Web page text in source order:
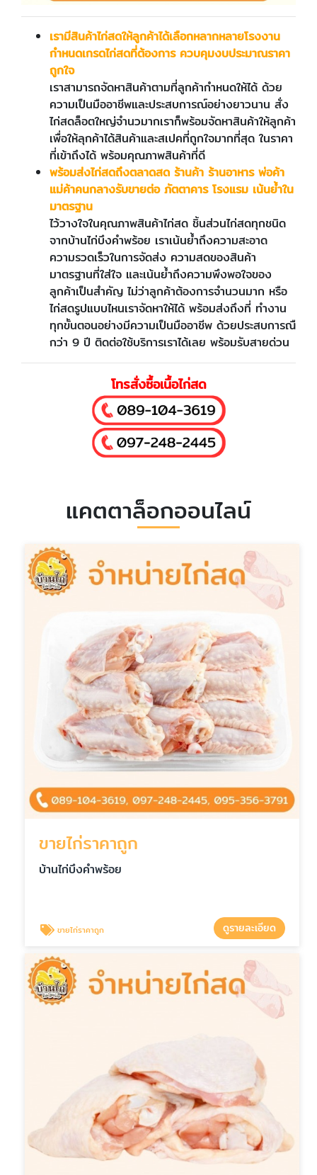
เรามีสินค้าไก่สดให้ลูกค้าได้เลือกหลากหลายโรงงาน
กำหนดเกรดไก่สดที่ต้องการ ควบคุมงบประมาณราคา
ถูกใจ
เราสามารถจัดหาสินค้าตามที่ลูกค้ากำหนดให้ได้ ด้วย
ความเป็นมืออาชีพและประสบการณ์อย่างยาวนาน สั่ง
ไก่สดล็อตใหญ่จำนวมากเราก็พร้อมจัดหาสินค้าให้ลูกค้า
เพื่อให้ลุกค้าได้สินค้าและสเปคที่ถูกใจมากที่สุด ในราคา
ที่เข้าถึงได้ พร้อมคุณภาพสินค้าที่ดี
พร้อมส่งไก่สดถึงตลาดสด ร้านค้า ร้านอาหาร พ่อค้า
แม่ค้าคนกลางรับขายต่อ ภัตตาคาร โรงแรม เน้นย้ำใน
มาตรฐาน
ไว้วางใจในคุณภาพสินค้าไก่สด ชิ้นส่วนไก่สดทุกชนิด
จากบ้านไก่บึงคำพร้อย เราเน้นย้ำถึงความสะอาด
ความรวดเร็วในการจัดส่ง ความสดของสินค้า
มาตรฐานที่ใส่ใจ และเน้นย้ำถึงความพึงพอใจของ
ลูกค้าเป็นสำคัญ ไม่ว่าลูกค้าต้องการจำนวนมาก หรือ
ไก่สดรูปแบบไหนเราจัดหาให้ได้ พร้อมส่งถึงที่ ทำงาน
ทุกขั้นตอนอย่างมีความเป็นมืออาชีพ ด้วยประสบการณื
กว่า 9 ปี ติดต่อใช้บริการเราได้เลย พร้อมรับสายด่วน
โทรสั่งซื้อเนื้อไก่สด
แคตตาล็อกออนไลน์
ขายไก่ราคาถูก
บ้านไก่บึงคำพร้อย
ขายไก่ราคาถูก ดูรายละเอียด